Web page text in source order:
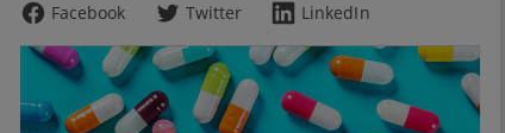
Facebook
Twitter LinkedIn